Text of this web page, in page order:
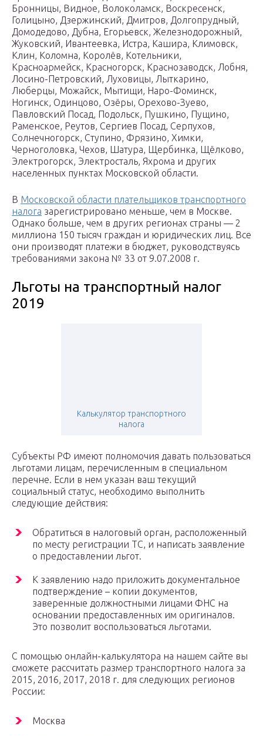
Бронницы, Видное, Волоколамск, Воскресенск,
Голицыно, Дзержинский, Дмитров, Долгопрудный,
Домодедово, Дубна, Егорьевск, Железнодорожный,
Жуковский, Ивантеевка, Истра, Кашира, Климовск,
Клин, Коломна, Королёв, Котельники,
Красноармейск, Красногорск, Краснозаводск, Лобня,
Лосино-Петровский, Луховицы, Лыткарино,
Люберцы, Можайск, Мытищи, Наро-Фоминск,
Ногинск, Одинцово, Озёры, Орехово-Зуево,
Павловский Посад, Подольск, Пушкино, Пущино,
Раменское, Реутов, Сергиев Посад, Серпухов,
Солнечногорск, Ступино, Фрязино, Химки,
Черноголовка, Чехов, Шатура, Щербинка, Щёлково,
Электрогорск, Электросталь, Яхрома и других
населенных пунктах Московской области.
В Московской области плательщиков транспортного
налога зарегистрировано меньше, чем в Москве.
Однако больше, чем в других регионах страны — 2
миллиона 150 тысяч граждан и юридических лиц. Все
они производят платежи в бюджет, руководствуясь
требованиями закона № 33 от 9.07.2008 г.
Льготы на транспортный налог
2019
Калькулятор транспортного
налога
Субъекты РФ имеют полномочия давать пользоваться
льготами лицам, перечисленным в специальном
перечне. Если в нем указан ваш текущий
социальный статус, необходимо выполнить
следующие действия:
Обратиться в налоговый орган, расположенный
по месту регистрации ТС, и написать заявление
о предоставлении льгот.
К заявлению надо приложить документальное
подтверждение – копии документов,
заверенные должностными лицами ФНС на
основании предоставленных им оригиналов.
Это позволит воспользоваться льготами.
С помощью онлайн-калькулятора на нашем сайте вы
сможете рассчитать размер транспортного налога за
2015, 2016, 2017, 2018 г. для следующих регионов
России:
Москва